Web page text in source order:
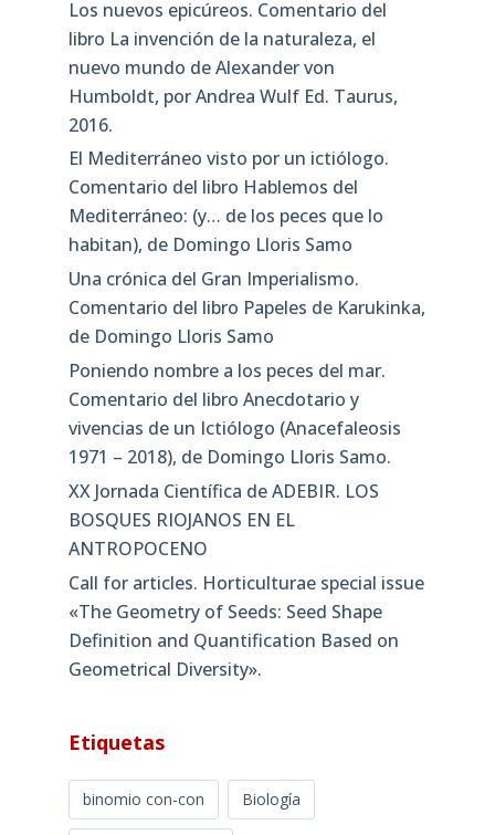
Los nuevos epicúreos. Comentario del
libro La invención de la naturaleza, el
nuevo mundo de Alexander von
Humboldt, por Andrea Wulf Ed. Taurus,
2016.
El Mediterráneo visto por un ictiólogo.
Comentario del libro Hablemos del
Mediterráneo: (y… de los peces que lo
habitan), de Domingo Lloris Samo
Una crónica del Gran Imperialismo.
Comentario del libro Papeles de Karukinka,
de Domingo Lloris Samo
Poniendo nombre a los peces del mar.
Comentario del libro Anecdotario y
vivencias de un Ictiólogo (Anacefaleosis
1971 – 2018), de Domingo Lloris Samo.
XX Jornada Científica de ADEBIR. LOS
BOSQUES RIOJANOS EN EL
ANTROPOCENO
Call for articles. Horticulturae special issue
«The Geometry of Seeds: Seed Shape
Definition and Quantification Based on
Geometrical Diversity»​.
Etiquetas
binomio con-con Biología